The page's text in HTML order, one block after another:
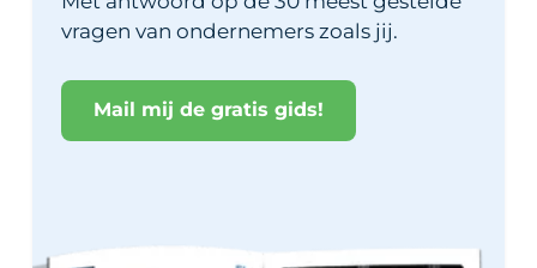
vragen van ondernemers zoals jij.
Mail mij de gratis gids!